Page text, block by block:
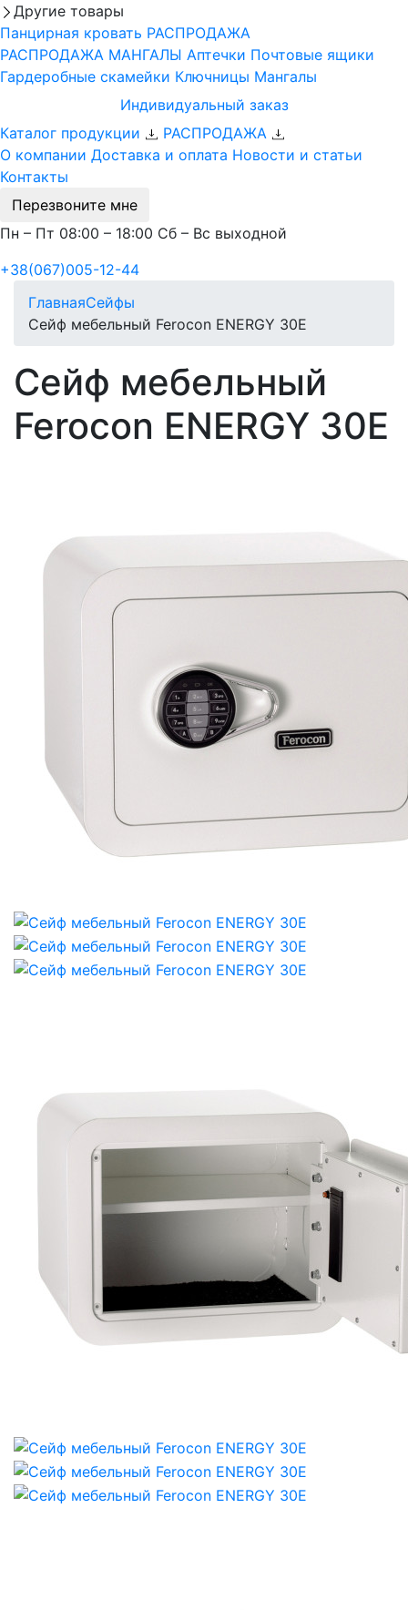
Другие товары
Панцирная кровать РАСПРОДАЖА
РАСПРОДАЖА МАНГАЛЫ Аптечки Почтовые ящики
Гардеробные скамейки Ключницы Мангалы
Индивидуальный заказ
Каталог продукции
РАСПРОДАЖА
О компании Доставка и оплата Новости и статьи
Контакты
Перезвоните мне
Пн – Пт 08:00 – 18:00 Сб – Вс выходной
+38(067)005-12-44
ГлавнаяСейфы
Сейф мебельный Ferocon ENERGY 30Е
Сейф мебельный
Ferocon ENERGY 30Е